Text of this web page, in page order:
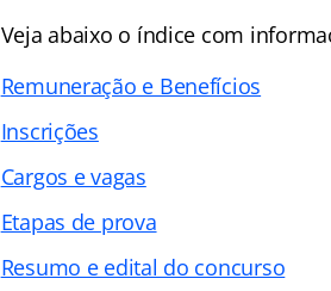
Veja abaixo o índice com
Remuneração e Benefícios
Inscrições
Cargos e vagas
Etapas de prova
Resumo e edital do concurso